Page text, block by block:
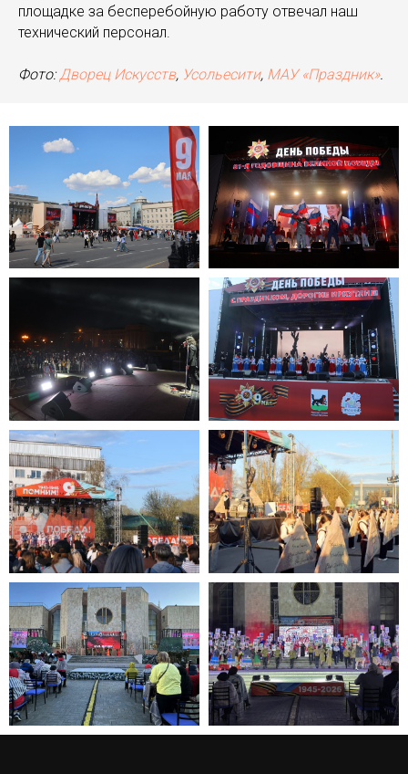
площадке за бесперебойную работу отвечал наш
технический персонал.
Фото: Дворец Искусств, Усольесити, МАУ «Праздник».